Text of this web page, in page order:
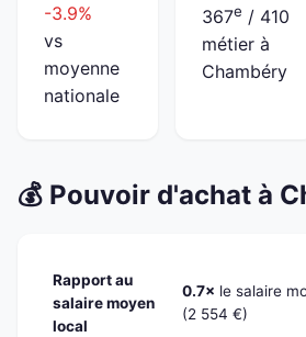
-3.9%
vs
moyenne
nationale
367e / 410
métier à
Chambéry
💰 Pouvoir d'achat à
Rapport au
salaire moyen
local
0.7× le salaire
(2 554 €)